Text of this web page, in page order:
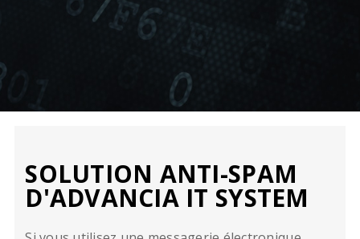
SOLUTION ANTI-SPAM
D'ADVANCIA IT SYSTEM